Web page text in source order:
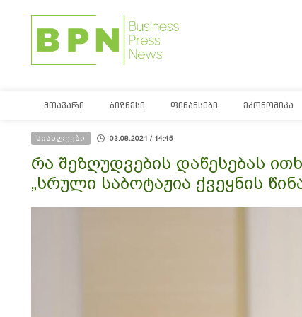
ᲛᲗᲐᲕᲐᲠᲘ ᲑᲘᲖᲜᲔᲡᲘ ᲤᲘᲜᲐᲜᲡᲔᲑᲘ ᲔᲙᲝᲜᲝᲛᲘᲙᲐ
სიახლეები 03.08.2021 / 14:45
რა შეზღუდვების დაწესებას
„სრული საბოტაჟია ქვეყნის